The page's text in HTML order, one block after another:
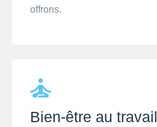
offrons.
Bien-être au travail